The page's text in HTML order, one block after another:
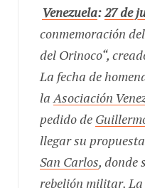
conmemoración
del Orinoco“,
La fecha de
laAsociación
pedido de
llegar su
San Carlos, donde
rebelión militar. La